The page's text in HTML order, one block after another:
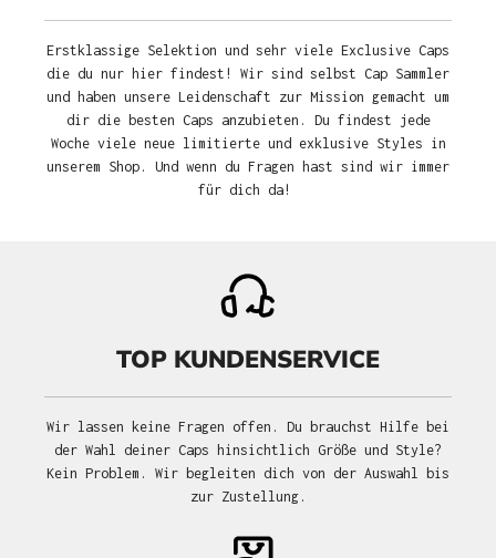
Erstklassige Selektion und sehr viele Exclusive Caps
die du nur hier findest! Wir sind selbst Cap Sammler
und haben unsere Leidenschaft zur Mission gemacht um
dir die besten Caps anzubieten. Du findest jede
Woche viele neue limitierte und exklusive Styles in
unserem Shop. Und wenn du Fragen hast sind wir immer
für dich da!
TOP KUNDENSERVICE
Wir lassen keine Fragen offen. Du brauchst Hilfe bei
der Wahl deiner Caps hinsichtlich Größe und Style?
Kein Problem. Wir begleiten dich von der Auswahl bis
zur Zustellung.